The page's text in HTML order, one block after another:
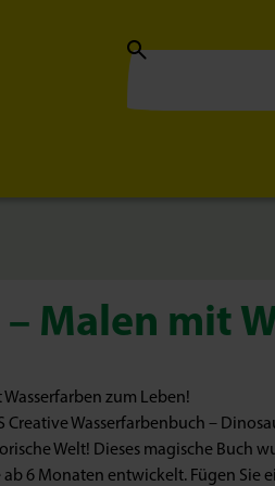
Malen mit
zum Leben!
Creative Wasserfarbenbuch –
Welt! Dieses magische Buch
6 Monaten entwickelt. Fügen Sie